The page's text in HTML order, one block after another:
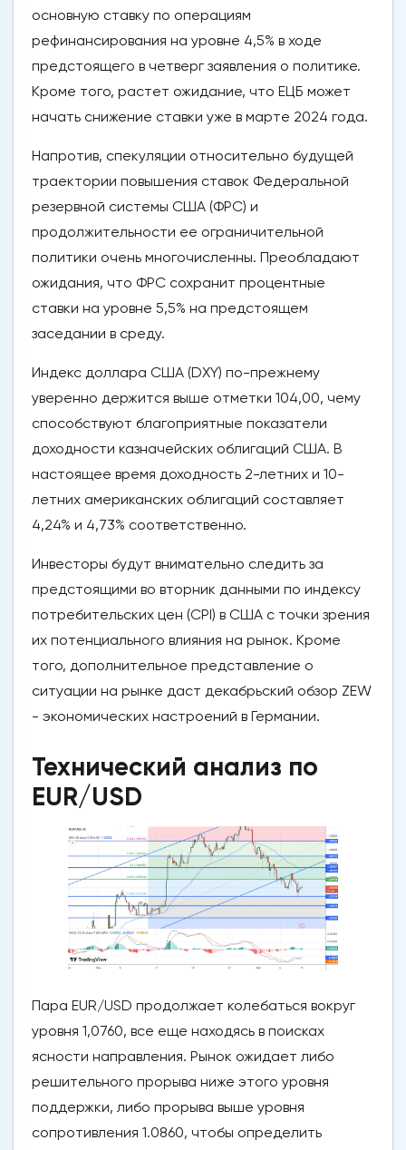
основную ставку по операциям
рефинансирования на уровне 4,5% в ходе
предстоящего в четверг заявления о политике.
Кроме того, растет ожидание, что ЕЦБ может
начать снижение ставки уже в марте 2024 года.
Напротив, спекуляции относительно будущей
траектории повышения ставок Федеральной
резервной системы США (ФРС) и
продолжительности ее ограничительной
политики очень многочисленны. Преобладают
ожидания, что ФРС сохранит процентные
ставки на уровне 5,5% на предстоящем
заседании в среду.
Индекс доллара США (DXY) по-прежнему
уверенно держится выше отметки 104,00, чему
способствуют благоприятные показатели
доходности казначейских облигаций США. В
настоящее время доходность 2-летних и 10-
летних американских облигаций составляет
4,24% и 4,73% соответственно.
Инвесторы будут внимательно следить за
предстоящими во вторник данными по индексу
потребительских цен (CPI) в США с точки зрения
их потенциального влияния на рынок. Кроме
того, дополнительное представление о
ситуации на рынке даст декабрьский обзор ZEW
- экономических настроений в Германии.
Технический анализ по
EUR/USD
Пара EUR/USD продолжает колебаться вокруг
уровня 1,0760, все еще находясь в поисках
ясности направления. Рынок ожидает либо
решительного прорыва ниже этого уровня
поддержки, либо прорыва выше уровня
сопротивления 1.0860, чтобы определить